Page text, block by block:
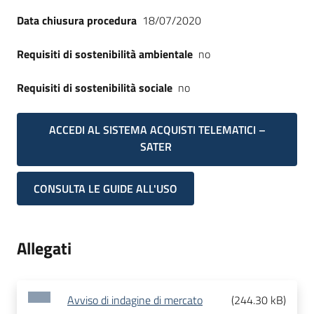
Data chiusura procedura 18/07/2020
Requisiti di sostenibilità ambientale no
Requisiti di sostenibilità sociale no
ACCEDI AL SISTEMA ACQUISTI TELEMATICI –
SATER
CONSULTA LE GUIDE ALL'USO
Allegati
Avviso di indagine di mercato (244.30 kB)